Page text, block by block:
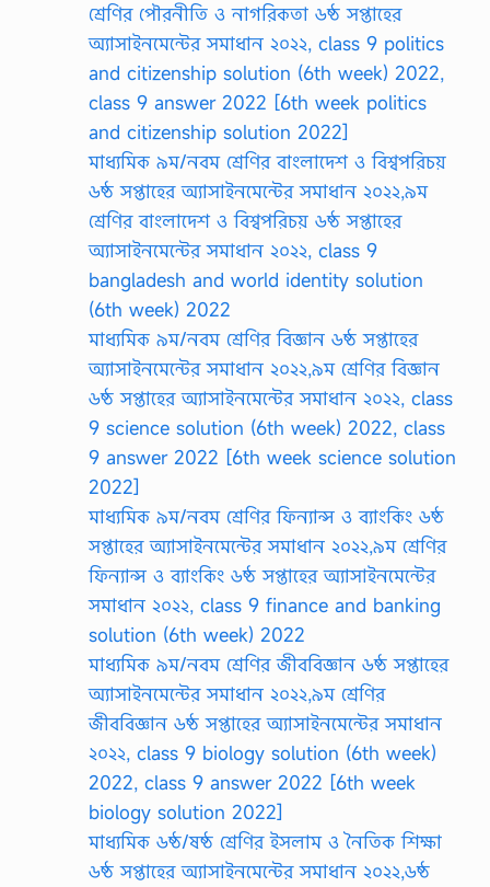
শ্রেণির পৌরনীতি ও নাগরিকতা ৬ষ্ঠ সপ্তাহের
অ্যাসাইনমেন্টের সমাধান ২০২২, class 9 politics
and citizenship solution (6th week) 2022,
class 9 answer 2022 [6th week politics
and citizenship solution 2022]
মাধ্যমিক ৯ম/নবম শ্রেণির বাংলাদেশ ও বিশ্বপরিচয়
৬ষ্ঠ সপ্তাহের অ্যাসাইনমেন্টের সমাধান ২০২২,৯ম
শ্রেণির বাংলাদেশ ও বিশ্বপরিচয় ৬ষ্ঠ সপ্তাহের
অ্যাসাইনমেন্টের সমাধান ২০২২, class 9
bangladesh and world identity solution
(6th week) 2022
মাধ্যমিক ৯ম/নবম শ্রেণির বিজ্ঞান ৬ষ্ঠ সপ্তাহের
অ্যাসাইনমেন্টের সমাধান ২০২২,৯ম শ্রেণির বিজ্ঞান
৬ষ্ঠ সপ্তাহের অ্যাসাইনমেন্টের সমাধান ২০২২, class
9 science solution (6th week) 2022, class
9 answer 2022 [6th week science solution
2022]
মাধ্যমিক ৯ম/নবম শ্রেণির ফিন্যান্স ও ব্যাংকিং ৬ষ্ঠ
সপ্তাহের অ্যাসাইনমেন্টের সমাধান ২০২২,৯ম শ্রেণির
ফিন্যান্স ও ব্যাংকিং ৬ষ্ঠ সপ্তাহের অ্যাসাইনমেন্টের
সমাধান ২০২২, class 9 finance and banking
solution (6th week) 2022
মাধ্যমিক ৯ম/নবম শ্রেণির জীববিজ্ঞান ৬ষ্ঠ সপ্তাহের
অ্যাসাইনমেন্টের সমাধান ২০২২,৯ম শ্রেণির
জীববিজ্ঞান ৬ষ্ঠ সপ্তাহের অ্যাসাইনমেন্টের সমাধান
২০২২, class 9 biology solution (6th week)
2022, class 9 answer 2022 [6th week
biology solution 2022]
মাধ্যমিক ৬ষ্ঠ/ষষ্ঠ শ্রেণির ইসলাম ও নৈতিক শিক্ষা
৬ষ্ঠ সপ্তাহের অ্যাসাইনমেন্টের সমাধান ২০২২,৬ষ্ঠ